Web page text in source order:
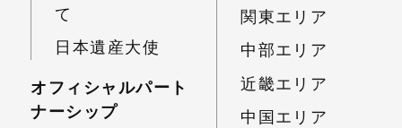
て
日本遺産大使
オフィシャルパート
ナーシップ
関東エリア
中部エリア
近畿エリア
中国エリア